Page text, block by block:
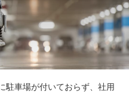
駐車場が付いておらず、社用